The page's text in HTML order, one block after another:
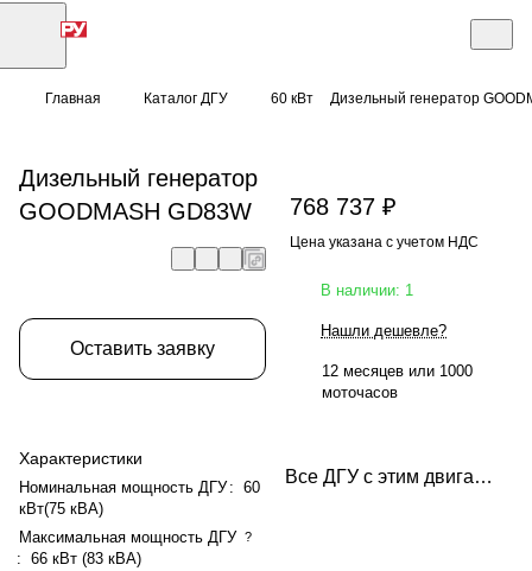
Главная Каталог ДГУ 60 кВт Дизельный генератор
Дизельный генератор
GOODMASH GD83W
Оставить заявку
Характеристики
Номинальная мощность ДГУ : 60
кВт(75 кВА)
Максимальная мощность ДГУ ?
: 66 кВт (83 кВА)
768 737 ₽
Цена указана с учетом НДС
В наличии: 1
Нашли дешевле?
12 месяцев или 1000
моточасов
Все ДГУ с этим двигателем